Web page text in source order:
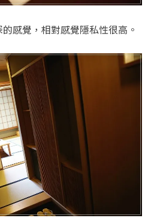
感覺，相對感覺隱私性很高。